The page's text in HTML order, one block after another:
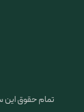
تمام حقوق این